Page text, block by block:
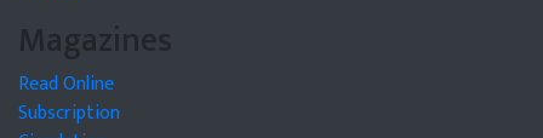
Magazines
Read Online
Subscription